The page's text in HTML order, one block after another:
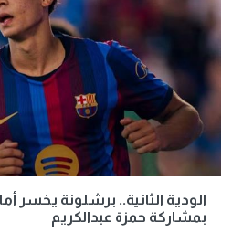
الودية الثانية.. برشلونة يخسر
بمشاركة حمزة عبدالكريم